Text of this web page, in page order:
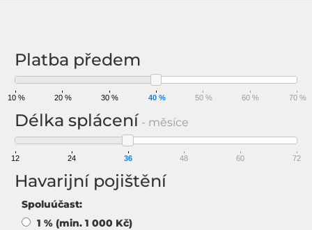
Platba předem
10 % 20 % 30 % 40 % 50 % 60 % 70 %
Délka splácení - měsíce
12 24 36 48 60 72
Havarijní pojištění
Spoluúčast:
1 % (min. 1 000 Kč)